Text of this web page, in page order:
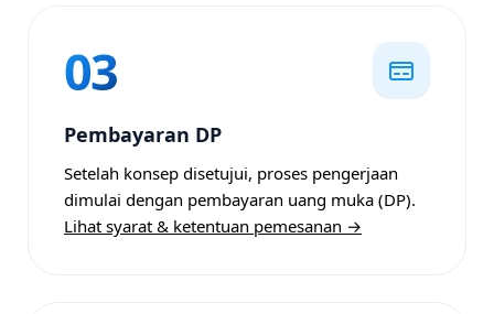
03
Pembayaran DP
Setelah konsep disetujui, proses pengerjaan
dimulai dengan pembayaran uang muka (DP).
Lihat syarat & ketentuan pemesanan →